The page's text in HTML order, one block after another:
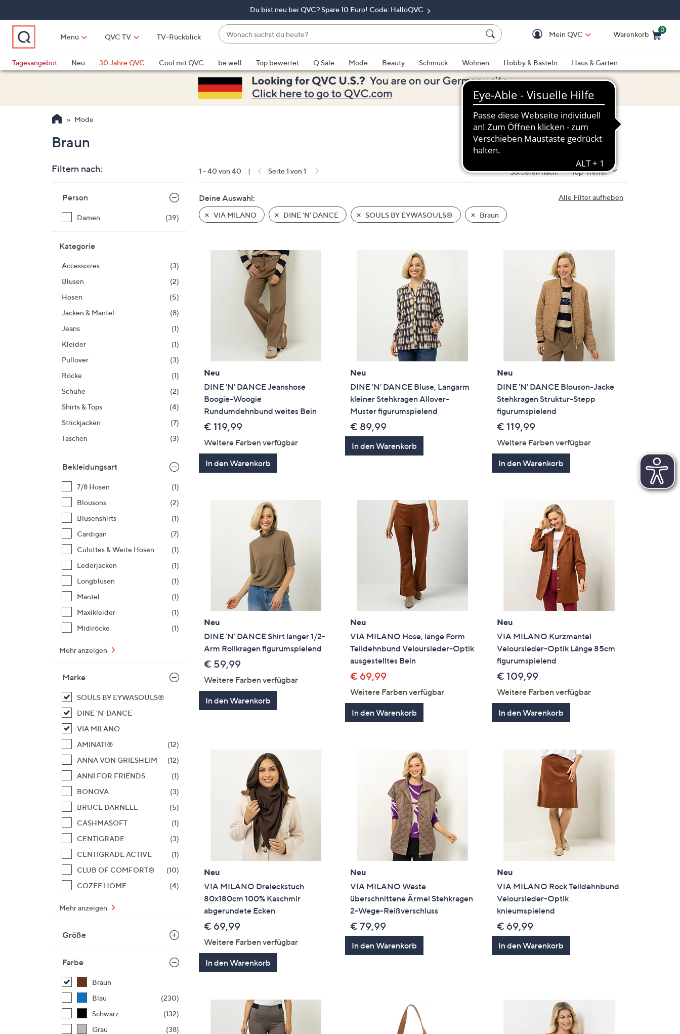
springen
Du bist neu bei QVC? Spare 10 Euro! Code: HalloQVC
Menü QVC TV TV-Rückblick
Wonach
suchst
du
heute?
Vorschläge
verfügbar
sind,
verwenden
und
unten
oder
wischen
Touch-
Geräten
Mein QVC Warenkorb
0
Tagesangebot
Neu 30 Jahre QVC Cool mit QVC be:well Top bewertet Q Sale Mode Beauty Schmuck Wohnen Hobby & Basteln
Haus & Garten
Mode
Braun
Filtern nach:
Produktliste
Person
Damen (39)
Kategorie
Accessoires
(3)
Blusen
(2)
Hosen
(5)
Jacken & Mäntel
(8)
Jeans
(1)
Kleider
(1)
Pullover
(3)
Röcke
(1)
Schuhe
(2)
Shirts & Tops
(4)
Strickjacken
(7)
Taschen
(3)
Bekleidungsart
7/8 Hosen
(1)
Blousons
(2)
Blusenshirts
(1)
Cardigan
(7)
Culottes & Weite Hosen
(1)
Lederjacken
(1)
Longblusen
(1)
Mäntel
(1)
Maxikleider
(1)
Midiröcke
(1)
Mehr anzeigen
Marke
SOULS BY EYWASOULS®
DINE 'N' DANCE
VIA MILANO
AMINATI®
(12)
ANNA VON GRIESHEIM
(12)
ANNI FOR FRIENDS
(1)
BONOVA
(3)
BRUCE DARNELL
(5)
CASHMASOFT
(1)
CENTIGRADE
(3)
CENTIGRADE ACTIVE
(1)
CLUB OF COMFORT®
(10)
COZEE HOME
(4)
Mehr anzeigen
Größe
Farbe
Braun
Blau
(230)
Schwarz
(132)
Grau
(38)
1 - 40 von 40 | Seite 1 von 1 Sortieren nach: Top-Treffer
Alle Filter aufheben
Deine Auswahl:
VIA MILANO DINE 'N' DANCE SOULS BY EYWASOULS® Braun
Neu
DINE 'N' DANCE Jeanshose
Boogie-Woogie
Rundumdehnbund weites Bein
€ 119,99
Weitere Farben verfügbar
In den Warenkorb
Neu
DINE 'N' DANCE Bluse, Langarm
kleiner Stehkragen Allover-
Muster figurumspielend
€ 89,99
In den Warenkorb
Neu
DINE 'N' DANCE Blouson-Jacke
Stehkragen Struktur-Stepp
figurumspielend
€ 119,99
Weitere Farben verfügbar
In den Warenkorb
Neu
DINE 'N' DANCE Shirt langer 1/2-
Arm Rollkragen figurumspielend
€ 59,99
Weitere Farben verfügbar
In den Warenkorb
Neu
VIA MILANO Hose, lange Form
Teildehnbund Veloursleder-Optik
ausgestelltes Bein
€ 69,99
Weitere Farben verfügbar
In den Warenkorb
Neu
VIA MILANO Kurzmantel
Veloursleder-Optik Länge 85cm
figurumspielend
€ 109,99
Weitere Farben verfügbar
In den Warenkorb
Neu
VIA MILANO Dreieckstuch
80x180cm 100% Kaschmir
abgerundete Ecken
€ 69,99
Weitere Farben verfügbar
In den Warenkorb
Neu
VIA MILANO Weste
überschnittene Ärmel Stehkragen
2-Wege-Reißverschluss
€ 79,99
In den Warenkorb
Neu
VIA MILANO Rock Teildehnbund
Veloursleder-Optik
knieumspielend
€ 69,99
In den Warenkorb